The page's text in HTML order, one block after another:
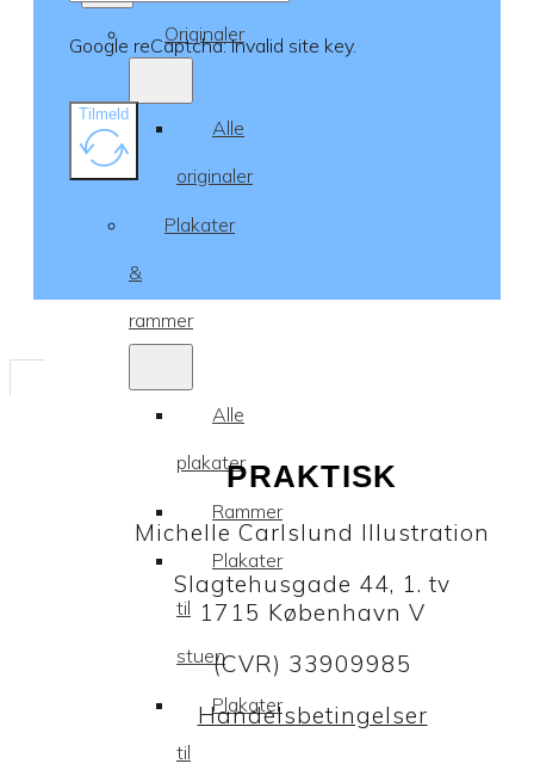
Originaler
Alle
originaler
Plakater
&
rammer
Alle
plakater
Rammer
Plakater
til
stuen
Plakater
til
Google reCaptcha: Invalid site key.
Tilmeld
PRAKTISK
Michelle Carlslund Illustration
Slagtehusgade 44, 1. tv
1715 København V
(CVR) 33909985
Handelsbetingelser